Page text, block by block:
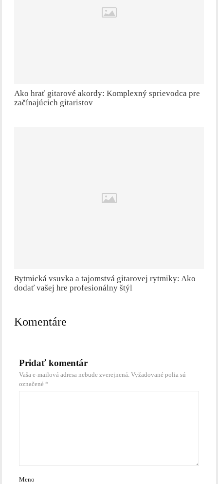
Ako hrať gitarové akordy: Komplexný sprievodca pre
začínajúcich gitaristov
Rytmická vsuvka a tajomstvá gitarovej rytmiky: Ako
dodať vašej hre profesionálny štýl
Komentáre
Pridať komentár
Vaša e-mailová adresa nebude zverejnená. Vyžadované polia sú
označené *
Meno